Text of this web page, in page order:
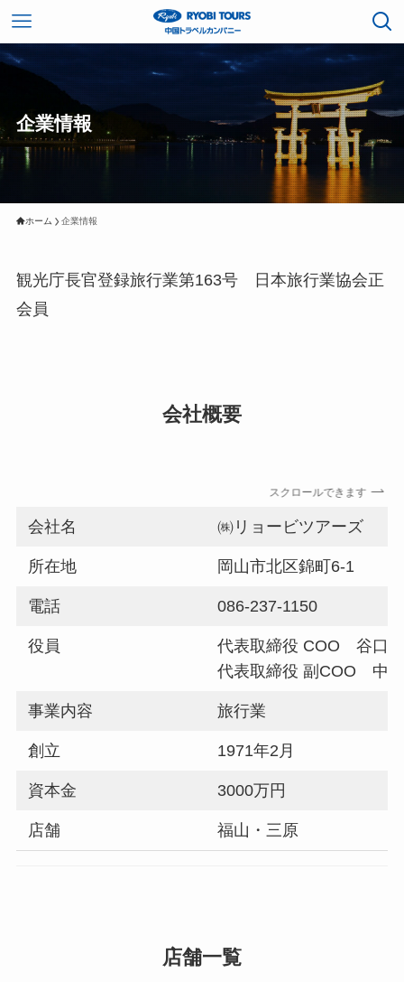
企業情報
ホーム 企業情報
観光庁長官登録旅行業第163号 日本旅行業協会正
会員
会社概要
スクロールできます
会社名 ㈱リョービツアーズ
所在地 岡山市北区錦町6-1
電話 086-237-1150
役員
代表取締役 COO 谷口
代表取締役 副COO 中
事業内容 旅行業
創立 1971年2月
資本金 3000万円
店舗 福山・三原
店舗一覧